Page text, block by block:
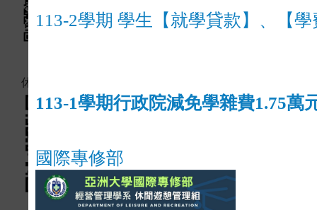
休憩系IG
113-2學期 學生【就學貸款】、【
113-1學期行政院減免學雜費1.75萬
國際專修部